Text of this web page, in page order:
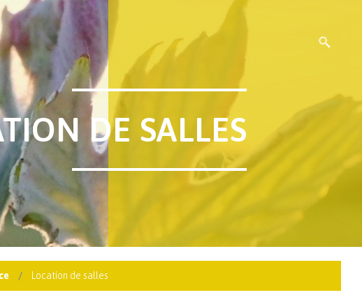
DE SALLES
Location de salles